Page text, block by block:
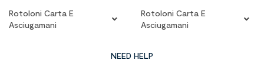
Rotoloni Carta E
Asciugamani
Rotoloni Carta E
Asciugamani
NEED HELP